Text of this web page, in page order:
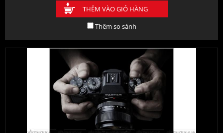
THÊM VÀO GIỎ HÀNG
Thêm so sánh